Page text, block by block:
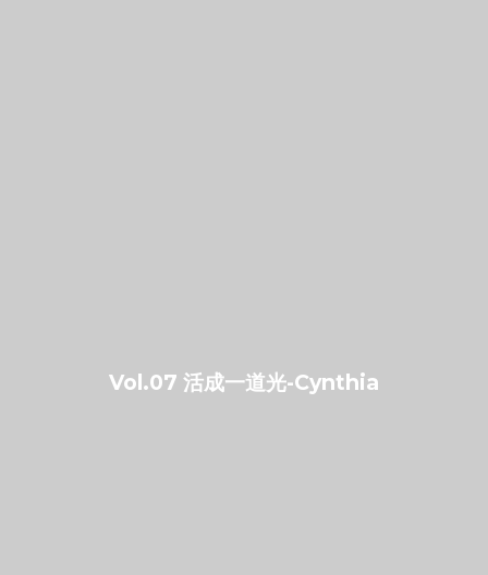
Vol.07 活成一道光-Cynthia